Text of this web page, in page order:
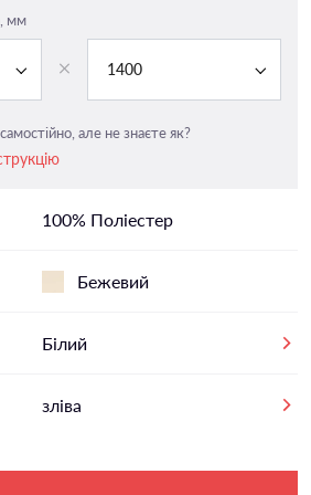
мм
1400
але не знаєте як?
100% Поліестер
Бежевий
Білий
зліва